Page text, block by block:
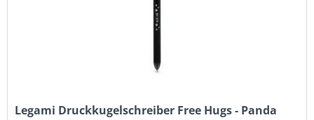
Legami Druckkugelschreiber Free Hugs - Panda